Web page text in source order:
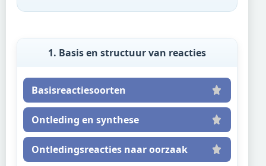
1. Basis en structuur van reacties
Basisreactiesoorten
Ontleding en synthese
Ontledingsreacties naar oorzaak